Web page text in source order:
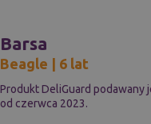
Barsa
Beagle | 6 lat
Produkt DeliGuard podawany
od czerwca 2023.